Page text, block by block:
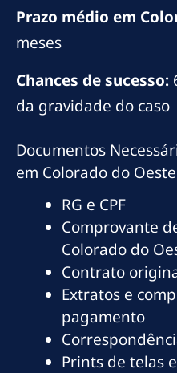
Prazo médio em
meses
Chances de sucesso:
da gravidade do caso
Documentos
em Colorado do Oeste
RG e CPF
Comprovante
Colorado do
Contrato
Extratos e
pagamento
Prints de telas